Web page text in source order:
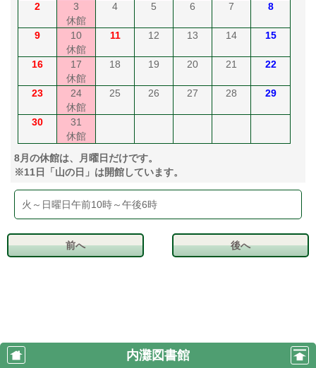
2
3
休館
4 5 6 7 8
9
10
休館
11 12 13 14 15
16
17
休館
18 19 20 21 22
23
24
休館
25 26 27 28 29
30
31
休館
8月の休館は、月曜日だけです。
※11日「山の日」は開館しています。
火～日曜日午前10時～午後6時
前へ 後へ
内灘図書館